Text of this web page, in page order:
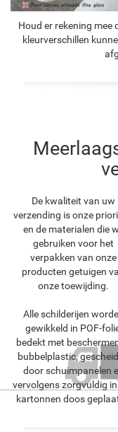
Houd er rekening
kleurverschillen
De kwaliteit van uw
verzending is onze
en de materialen die
gebruiken voor het
verpakken van onze
producten getuigen
onze toewijding.
Alle schilderijen
gewikkeld in POF-
bedekt met
bubbelplastic,
door schuimpanelen
vervolgens zorgvuldig in
kartonnen doos